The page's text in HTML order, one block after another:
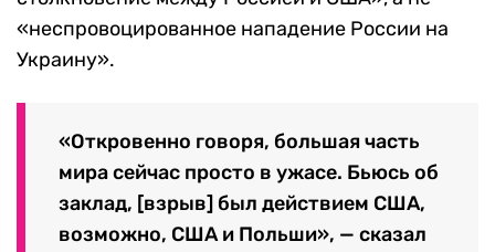
«неспровоцированное нападение России на
Украину».
«Откровенно говоря, большая часть
мира сейчас просто в ужасе. Бьюсь об
заклад, [взрыв] был действием США,
возможно, США и Польши», — сказал